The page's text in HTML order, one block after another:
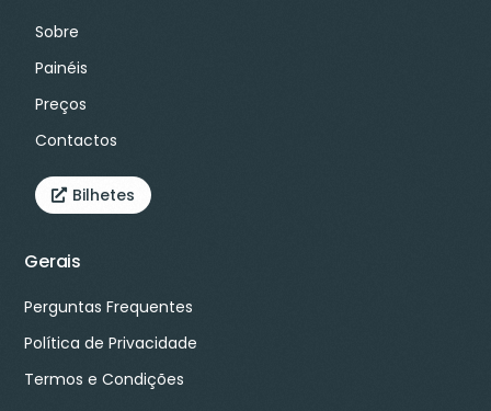
Sobre
Painéis
Preços
Contactos
Bilhetes
Gerais
Perguntas Frequentes
Política de Privacidade
Termos e Condições